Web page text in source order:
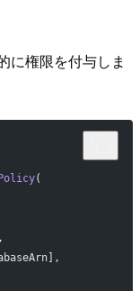
に権限を付与しま
(